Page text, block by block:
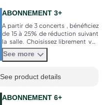
ABONNEMENT 3+
A partir de 3 concerts , bénéficiez
de 15 à 25% de réduction suivant
la salle. Choisissez librement vos
concerts parmi les programmes
proposés dans la saison.
See more
See product details
ABONNEMENT 6+